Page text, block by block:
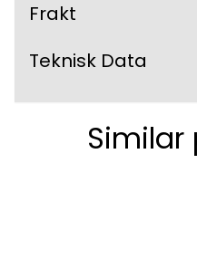
Frakt
Teknisk Data
Similar